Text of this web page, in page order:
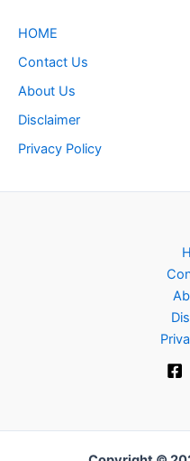
HOME
Contact Us
About Us
Disclaimer
Privacy Policy